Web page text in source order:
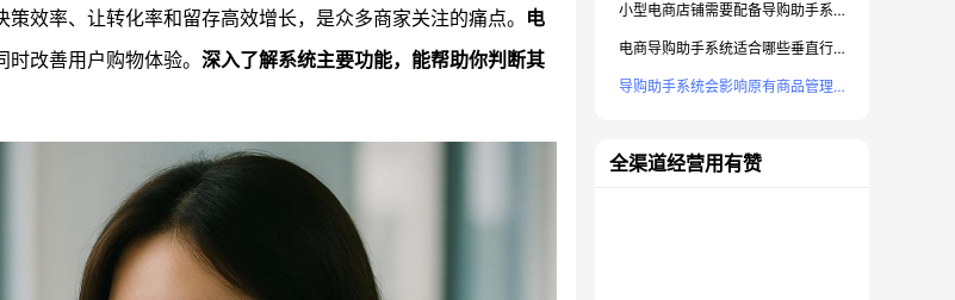
效率、让转化率和留存高效增长，是众多商家关注的痛点。 电
时改善用户购物体验。 深入了解系统主要功能，能帮助你判断其
小型电商店铺需要配备导购助手系统吗？
电商导购助手系统适合哪些垂直行业？
导购助手系统会影响原有商品管理或数据安全吗？
全渠道经营用有赞